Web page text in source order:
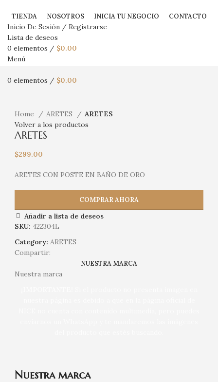
TIENDA NOSOTROS INICIA TU NEGOCIO CONTACTO
Inicio De Sesión / Registrarse
Lista de deseos
0 elementos / $0.00
Menú
0 elementos / $0.00
Home
ARETES
ARETES
Volver a los productos
ARETES
$299.00
ARETES CON POSTE EN BAÑO DE ORO
COMPRAR AHORA
Añadir a lista de deseos
SKU: 422304L
Category: ARETES
Compartir:
NUESTRA MARCA
Nuestra marca
Nuestra marca